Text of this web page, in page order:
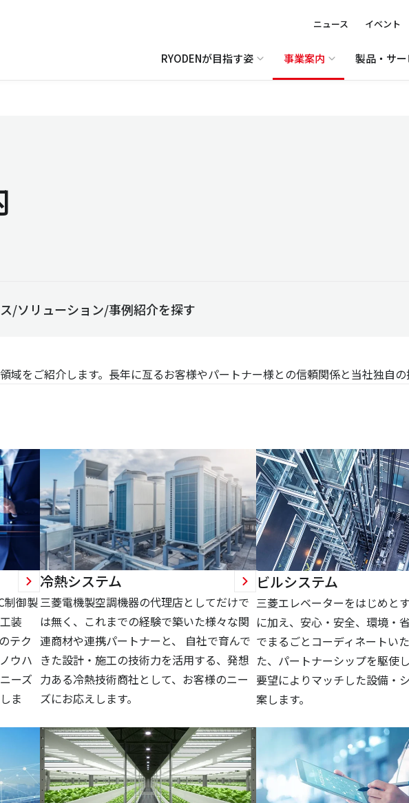
ニュース イベント
RYODENが目指す姿 事業案内 製品・サー
/ソリューション/事例紹介を探す
域をご紹介します。長年に亙るお客様やパートナー様との信頼関係と当社独自
制御製
装
テク
ウハ
ーズ
ま
冷熱システム
三菱電機製空調機器の代理店としてだけで
は無く、これまでの経験で築いた様々な関
連商材や連携パートナーと、 自社で育んで
きた設計・施工の技術力を活用する、発想
力ある冷熱技術商社として、お客様のニー
ズにお応えします。
ビルシステム
三菱エレベーターをはじめと
に加え、安心・安全、環境・
でまるごとコーディネートい
た、パートナーシップを駆使
要望によりマッチした設備・
案します。